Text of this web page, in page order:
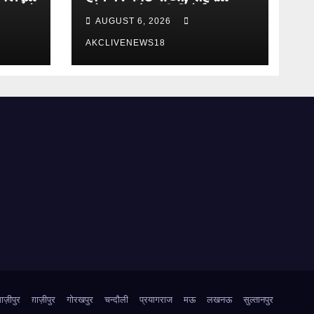
कोतवाल से मांगी रिपोर्ट
AUGUST 6, 2026
AKCLIVENEWS18
ग़ाज़ीपुर गोरखपुर चन्दौली प्रयागराज मऊ लखनऊ सुल्तानपुर